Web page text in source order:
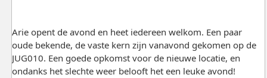
Arie opent de avond en heet iedereen welkom. Een paar
oude bekende, de vaste kern zijn vanavond gekomen op de
JUG010. Een goede opkomst voor de nieuwe locatie, en
ondanks het slechte weer belooft het een leuke avond!